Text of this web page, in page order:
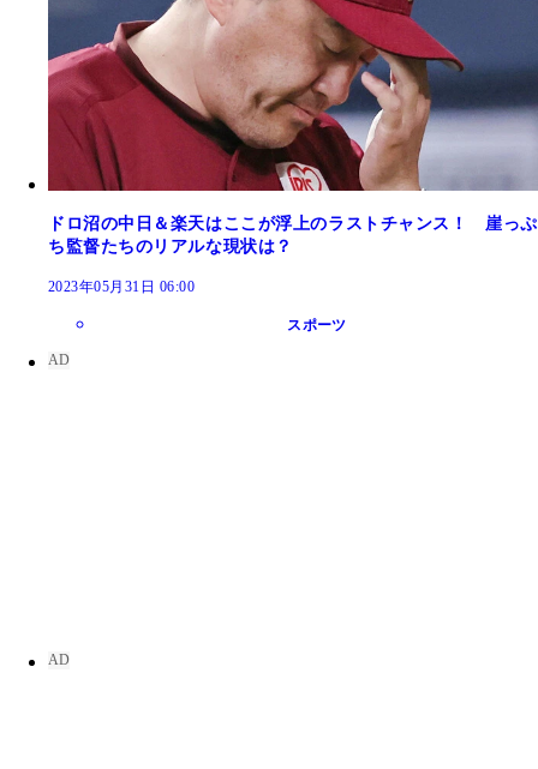
ドロ沼の中日＆楽天はここが浮上のラストチャンス！ 崖っぷ
ち監督たちのリアルな現状は？
2023年05月31日 06:00
スポーツ